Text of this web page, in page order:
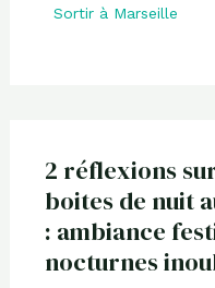
Sortir à Marseille
2 réflexions
boites de nuit
: ambiance
nocturnes